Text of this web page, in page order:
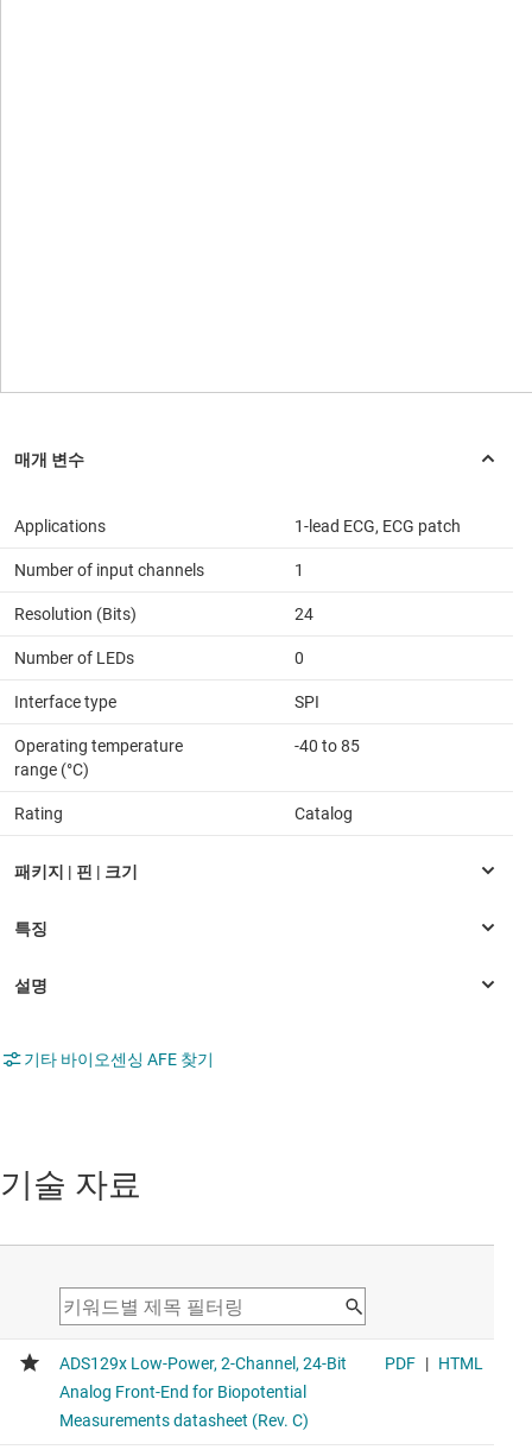
Applications 1-lead ECG, ECG patch
Number of input channels 1
Resolution (Bits) 24
Number of LEDs 0
Interface type SPI
Operating temperature
range (°C)
-40 to 85
Rating Catalog
기타 바이오센싱 AFE 찾기
기술 자료